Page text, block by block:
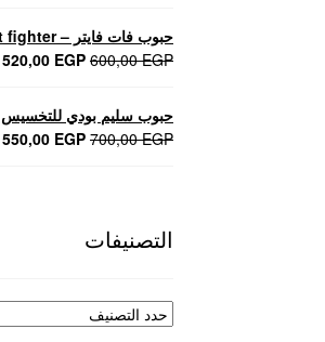
حبوب فات فايتر – fat fighter
600,00EGP
السعر
600,00 EGP.
520,00 EGP
حبوب سليم بودي للتخسيس
700,00EGP
السعر550,00 EGP
التصنيفات